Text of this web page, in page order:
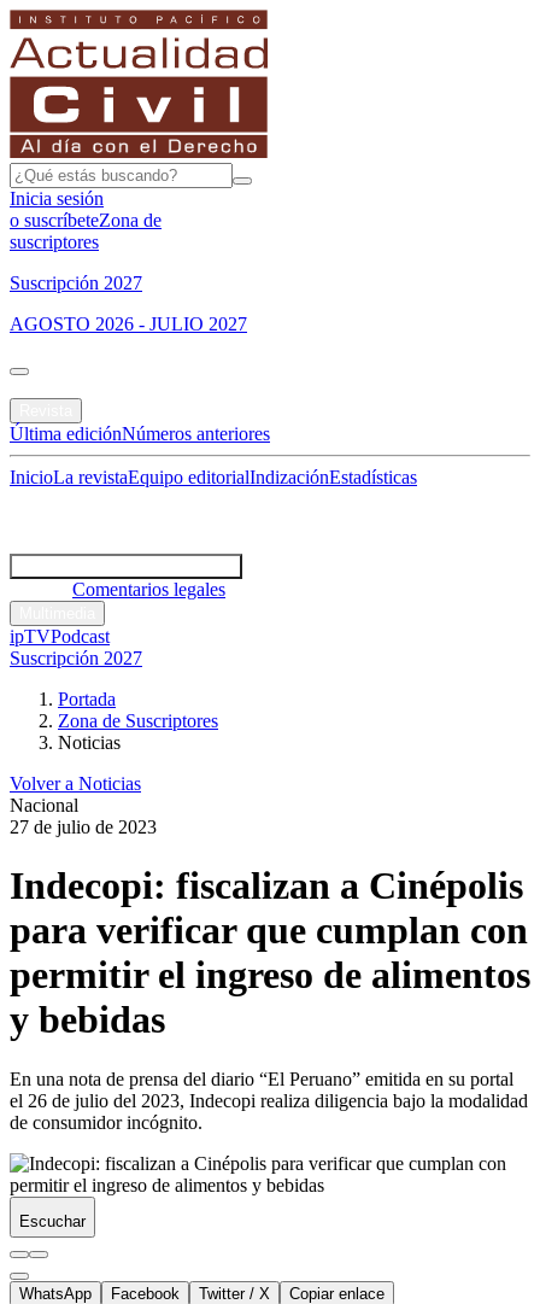
Inicia sesión
o suscríbeteZona de
suscriptores
Suscripción 2027
AGOSTO 2026 - JULIO 2027
Última ediciónNúmeros anteriores
InicioLa revistaEquipo editorialIndizaciónEstadísticas
Comentarios legales
ipTVPodcast
Suscripción 2027
Portada
Zona de Suscriptores
Noticias
Volver a Noticias
Nacional
27 de julio de 2023
Indecopi: fiscalizan a Cinépolis
para verificar que cumplan con
permitir el ingreso de alimentos
y bebidas
En una nota de prensa del diario “El Peruano” emitida en su portal
el 26 de julio del 2023, Indecopi realiza diligencia bajo la modalidad
de consumidor incógnito.
Escuchar
WhatsApp Facebook Twitter / X Copiar enlace